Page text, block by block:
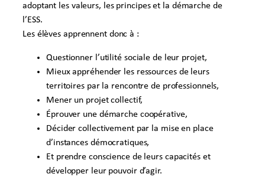
adoptant les valeurs, les principes et la démarche de
l’ESS.
Les élèves apprennent donc à :
Questionner l’utilité sociale de leur projet,
Mieux appréhender les ressources de leurs
territoires par la rencontre de professionnels,
Mener un projet collectif,
Éprouver une démarche coopérative,
Décider collectivement par la mise en place
d’instances démocratiques,
Et prendre conscience de leurs capacités et
développer leur pouvoir d’agir.